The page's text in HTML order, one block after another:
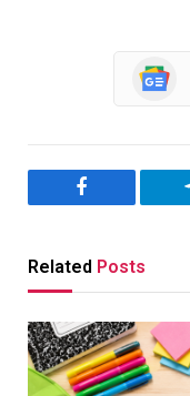
Facebook
Related Posts